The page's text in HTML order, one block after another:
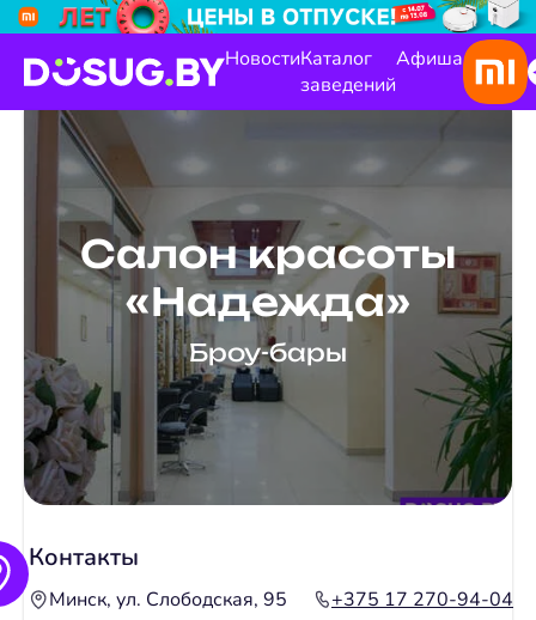
НовостиКаталог
заведений
Афиша
Салон красоты
«Надежда»
Броу-бары
Контакты
Минск, ул. Слободская, 95
+375 17 270-94-04